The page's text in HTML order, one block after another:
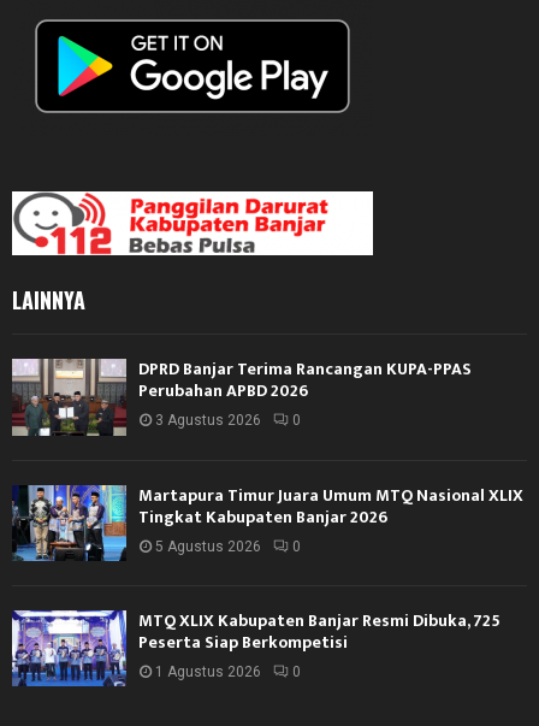
LAINNYA
DPRD Banjar Terima Rancangan KUPA-PPAS
Perubahan APBD 2026
3 Agustus 2026 0
Martapura Timur Juara Umum MTQ Nasional XLIX
Tingkat Kabupaten Banjar 2026
5 Agustus 2026 0
MTQ XLIX Kabupaten Banjar Resmi Dibuka, 725
Peserta Siap Berkompetisi
1 Agustus 2026 0